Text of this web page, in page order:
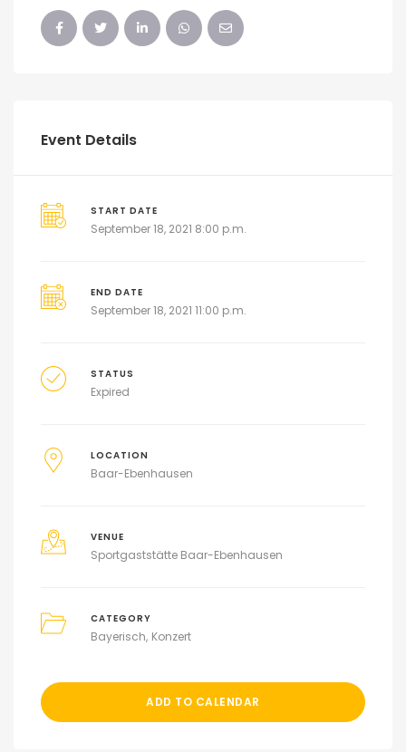
Event Details
START DATE
September 18, 2021 8:00 p.m.
END DATE
September 18, 2021 11:00 p.m.
STATUS
Expired
LOCATION
Baar-Ebenhausen
VENUE
Sportgaststätte Baar-Ebenhausen
CATEGORY
Bayerisch Konzert
ADD TO CALENDAR